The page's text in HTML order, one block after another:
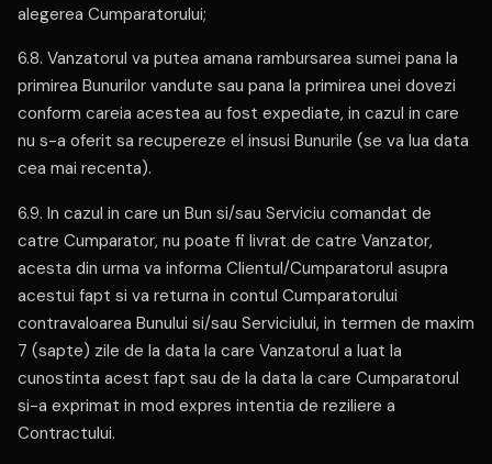
alegerea Cumparatorului;
6.8. Vanzatorul va putea amana rambursarea sumei pana la
primirea Bunurilor vandute sau pana la primirea unei dovezi
conform careia acestea au fost expediate, in cazul in care
nu s-a oferit sa recupereze el insusi Bunurile (se va lua data
cea mai recenta).
6.9. In cazul in care un Bun si/sau Serviciu comandat de
catre Cumparator, nu poate fi livrat de catre Vanzator,
acesta din urma va informa Clientul/Cumparatorul asupra
acestui fapt si va returna in contul Cumparatorului
contravaloarea Bunului si/sau Serviciului, in termen de maxim
7 (sapte) zile de la data la care Vanzatorul a luat la
cunostinta acest fapt sau de la data la care Cumparatorul
si-a exprimat in mod expres intentia de reziliere a
Contractului.